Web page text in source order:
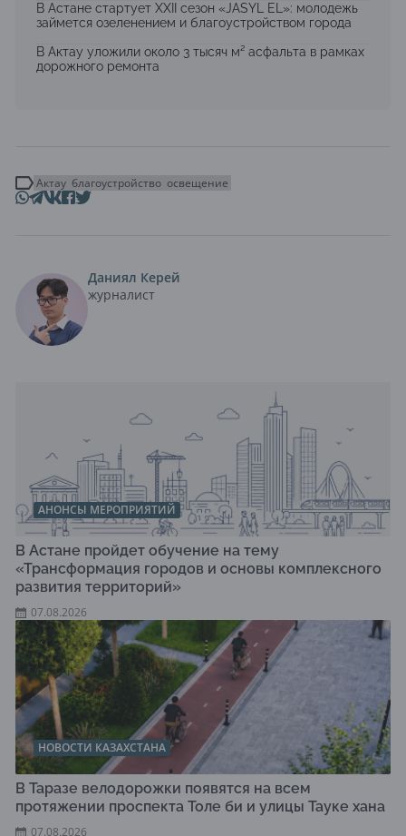
В Астане стартует XXII сезон «JASYL EL»: молодежь
займется озеленением и благоустройством города
В Актау уложили около 3 тысяч м² асфальта в рамках
дорожного ремонта
Актау благоустройство освещение
Даниял Керей
журналист
АНОНСЫ МЕРОПРИЯТИЙ
В Астане пройдет обучение на тему
«Трансформация городов и основы комплексного
развития территорий»
07.08.2026
НОВОСТИ КАЗАХСТАНА
В Таразе велодорожки появятся на всем
протяжении проспекта Толе би и улицы Тауке хана
07.08.2026